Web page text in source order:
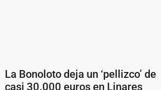
La Bonoloto deja un ‘pellizco’ de
casi 30.000 euros en Linares